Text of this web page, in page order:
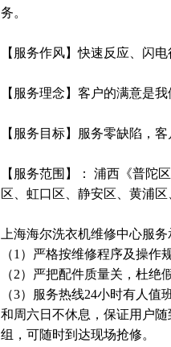
务。
【服务作风】快速反应、闪
【服务理念】客户的满意是
【服务目标】服务零缺陷，
【服务范围】： 浦西《普陀
区、虹口区、静安区、黄浦
上海海尔洗衣机维修中心服
（1）严格按维修程序及操作
（2）严把配件质量关，杜绝
（3）服务热线24小时有人
和周六日不休息，保证用户
组，可随时到达现场抢修。